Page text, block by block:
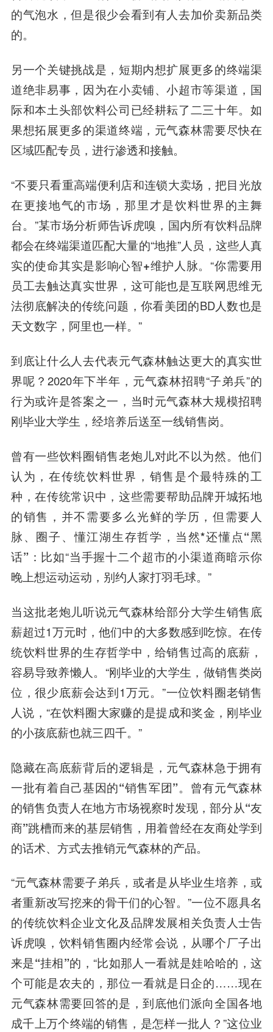
的气泡水，但是很少会看到有人去加价卖新品类
的。
另一个关键挑战是，短期内想扩展更多的终端渠
道绝非易事，因为在小卖铺、小超市等渠道，国
际和本土头部饮料公司已经耕耘了二三十年。如
果想拓展更多的渠道终端，元气森林需要尽快在
区域匹配专员，进行渗透和接触。
“不要只看重高端便利店和连锁大卖场，把目光放
在更接地气的市场，那里才是饮料世界的主舞
台。”某市场分析师告诉虎嗅，国内所有饮料品牌
都会在终端渠道匹配大量的“地推”人员， 这些人真
实的使命其实是影响心智+维护人脉。“你需要用
员工去触达真实世界 ，这可能也是互联网思维无
法彻底解决的传统问题 ，你看美团的BD人数也是
天文数字，阿里也一样。”
到底让什么人去代表元气森林触达更大的真实世
界呢？2020年下半年，元气森林招聘“子弟兵”的
行为或许是答案之一，当时元气森林大规模招聘
刚毕业大学生，经培养后送至一线销售岗。
曾有一些饮料圈销售老炮儿对此不以为然。他们
认为，在传统饮料世界，销售是个最特殊的工
种，在传统常识中， 这些需要帮助品牌开城拓地
的销售，并不需要多么光鲜的学历，但需要人
脉、圈子、懂江湖生存哲学，当然*还懂点“黑
话”：比如“当手握十二个超市的小渠道商暗示你
晚上想运动运动，别约人家打羽毛球。”
当这批老炮儿听说元气森林给部分大学生销售底
薪超过1万元时，他们中的大多数感到吃惊。 在传
统饮料世界的生存哲学中，给销售过高的底薪，
容易导致养懒人。“刚毕业的大学生，做销售类岗
位，很少底薪会达到1万元。”一位饮料圈老销售
人说，“在饮料圈大家赚的是提成和奖金，刚毕业
的小孩底薪也就三四千。”
隐藏在高底薪背后的逻辑是， 元气森林急于拥有
一批有着自己基因的“销售军团”。曾有元气森林
的销售负责人在地方市场视察时发现，部分从“友
商”跳槽而来的基层销售，用着曾经在友商处学到
的话术、方式去推销元气森林的产品。
“元气森林需要子弟兵，或者是从毕业生培养，或
者重新改写挖来的骨干们的心智。”一位不愿具名
的传统饮料企业文化及品牌发展相关负责人士告
诉虎嗅， 饮料销售圈内经常会说，从哪个厂子出
来是“挂相”的 ，“比如那人一看就是娃哈哈的，这
个可能是农夫的，那位一看就是日企的……现在
元气森林需要回答的是，到底他们派向全国各地
成千上万个终端的销售，是怎样一批人？”这位业